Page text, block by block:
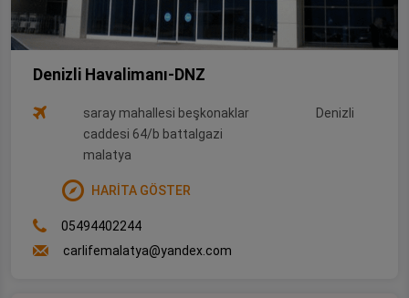
Denizli Havalimanı-DNZ
saray mahallesi beşkonaklar
caddesi 64/b battalgazi
malatya
Denizli
HARİTA GÖSTER
05494402244
carlifemalatya@yandex.com